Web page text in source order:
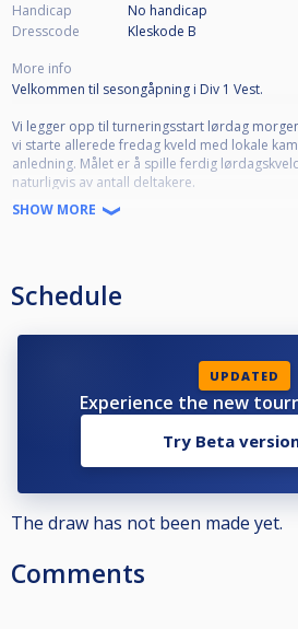
Handicap
No handicap
Dresscode
Kleskode B
More info
Velkommen til sesongåpning i Div 1 Vest.
Vi legger opp til turneringsstart lørdag
vi starte allerede fredag kveld med lokale
anledning. Målet er å spille ferdig
naturligvis av antall deltakere.
Vi har 4 Brunswick Goldcrown IV bord hos BP
Nærmeste overnattingssted er Scandic Forus
få idrettspris.
For å delta må man ha løst lisens hos
medlem av en klubb. Startavgift for selve
1.divisjonsspillere, og 350 kr for
honnør 150 kr.
Premiene* i Divisjon 1 er faste, og utbetales
1.plass: 1000 kr
2.plass: 500 kr
*forutsetter minimum 8 deltakere
SHOW MORE
Schedule
UPDATED
Experience the new
Try Beta
The draw has not been made yet.
Comments